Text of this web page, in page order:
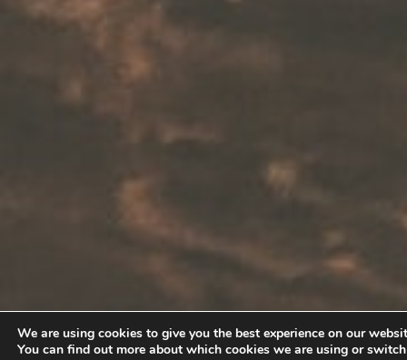
We are using cookies to give you the best experience on our
You can find out more about which cookies we are using or